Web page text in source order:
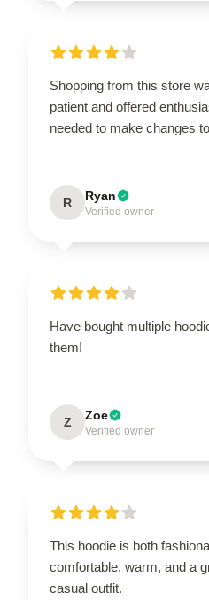
Shopping from this store
patient and offered
needed to make changes
R Ryan
Verified owner
Have bought multiple
them!
Z Zoe
Verified owner
This hoodie is both
comfortable, warm, and a
casual outfit.